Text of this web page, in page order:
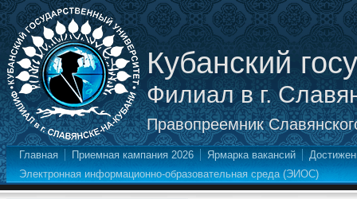
Кубанский
Филиал в г.
Правопреемник
Главная Приемная кампания 2026 Ярмарка вакансий
Электронная информационно-образовательная среда (ЭИОС)